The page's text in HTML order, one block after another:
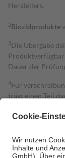
Herstellers.
2Biozidprodukte
3Die Übergabe
Dauer der
4Für
trägt einen Teil
zu entrichten.
Bei Heilmitteln
Um das